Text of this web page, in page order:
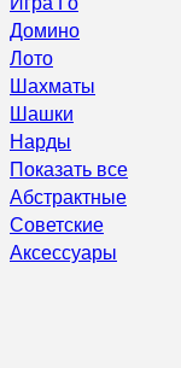
Домино
Лото
Шахматы
Шашки
Нарды
Показать все
Абстрактные
Советские
Аксессуары